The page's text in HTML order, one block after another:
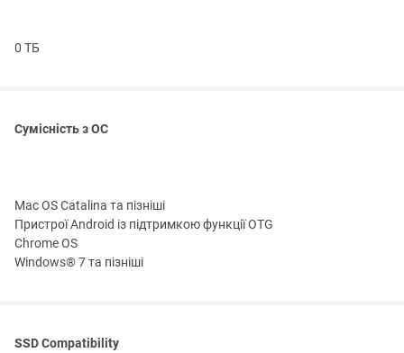
0 ТБ
Сумісність з ОС
Mac OS Catalina та пізніші
Пристрої Android із підтримкою функції OTG
Chrome OS
Windows® 7 та пізніші
SSD Compatibility